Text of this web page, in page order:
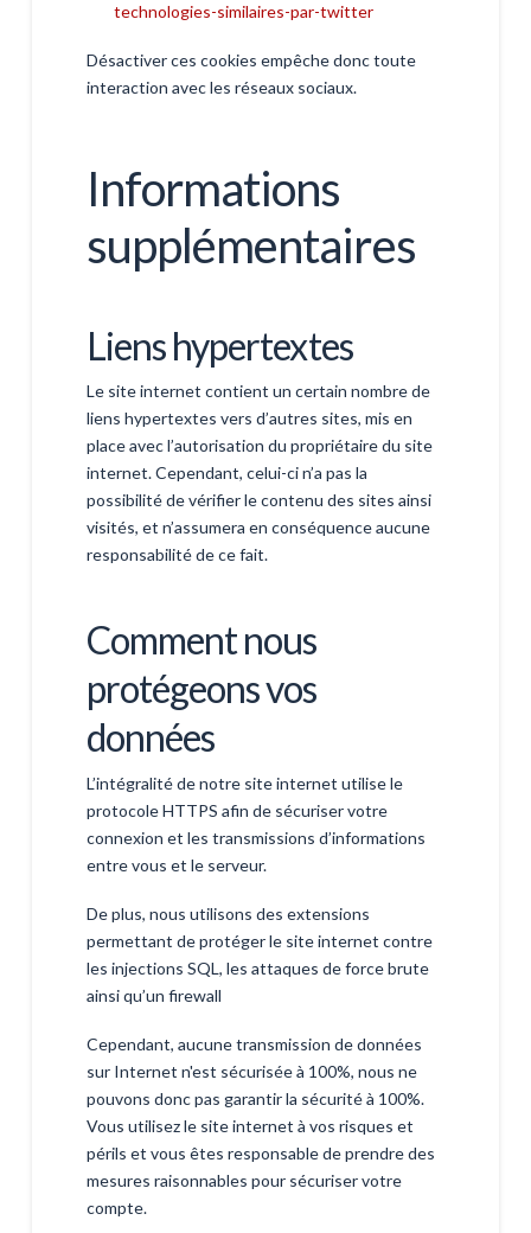
technologies-similaires-par-twitter
Désactiver ces cookies empêche donc toute
interaction avec les réseaux sociaux.
Informations
supplémentaires
Liens hypertextes
Le site internet contient un certain nombre de
liens hypertextes vers d’autres sites, mis en
place avec l’autorisation du propriétaire du site
internet. Cependant, celui-ci n’a pas la
possibilité de vérifier le contenu des sites ainsi
visités, et n’assumera en conséquence aucune
responsabilité de ce fait.
Comment nous
protégeons vos
données
L’intégralité de notre site internet utilise le
protocole HTTPS afin de sécuriser votre
connexion et les transmissions d’informations
entre vous et le serveur.
De plus, nous utilisons des extensions
permettant de protéger le site internet contre
les injections SQL, les attaques de force brute
ainsi qu’un firewall
Cependant, aucune transmission de données
sur Internet n'est sécurisée à 100%, nous ne
pouvons donc pas garantir la sécurité à 100%.
Vous utilisez le site internet à vos risques et
périls et vous êtes responsable de prendre des
mesures raisonnables pour sécuriser votre
compte.